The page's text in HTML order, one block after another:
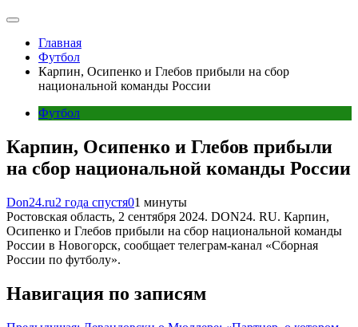
Главная
Футбол
Карпин, Осипенко и Глебов прибыли на сбор
национальной команды России
Футбол
Карпин, Осипенко и Глебов прибыли
на сбор национальной команды России
Don24.ru2 года спустя01 минуты
Ростовская область, 2 сентября 2024. DON24. RU. Карпин,
Осипенко и Глебов прибыли на сбор национальной команды
России в Новогорск, сообщает телеграм-канал «Сборная
России по футболу».
Навигация по записям